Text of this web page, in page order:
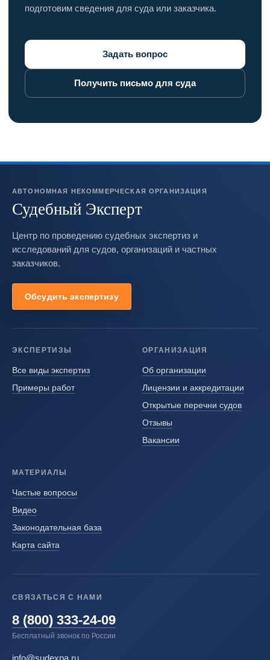
подготовим сведения для суда или заказчика.
Задать вопрос
Получить письмо для суда
АВТОНОМНАЯ НЕКОММЕРЧЕСКАЯ ОРГАНИЗАЦИЯ
Судебный Эксперт
Центр по проведению судебных экспертиз и
исследований для судов, организаций и частных
заказчиков.
Обсудить экспертизу
ЭКСПЕРТИЗЫ
Все виды экспертиз
Примеры работ
ОРГАНИЗАЦИЯ
Об организации
Лицензии и аккредитации
Открытые перечни судов
Отзывы
Вакансии
МАТЕРИАЛЫ
Частые вопросы
Видео
Законодательная база
Карта сайта
СВЯЗАТЬСЯ С НАМИ
8 (800) 333-24-09
Бесплатный звонок по России